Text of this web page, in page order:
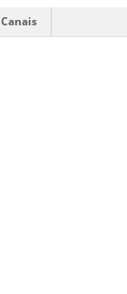
Canais